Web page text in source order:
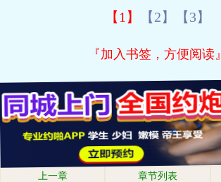
【1】 【2】 【3】
『加入书签，方便阅读』
上一章 章节列表